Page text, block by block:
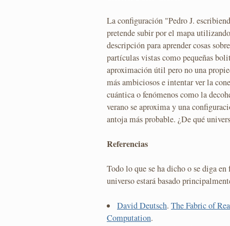
La configuración "Pedro J.
pretende subir por el mapa
descripción para aprender cosas
partículas vistas como pequeñas
aproximación útil pero no una
más ambiciosos e intentar ver la
cuántica o fenómenos como la
verano se aproxima y una
antoja más probable. ¿De qué
Referencias
Todo lo que se ha dicho o se diga
universo estará basado
David Deutsch. The Fabric of
Computation.